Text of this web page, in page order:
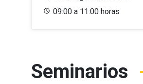
09:00 a 11:00 horas
Seminarios